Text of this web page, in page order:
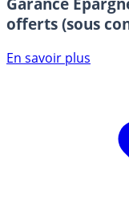
offerts (sous
En savoir plus